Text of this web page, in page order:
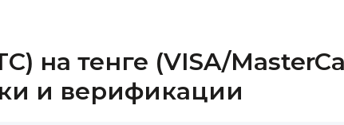
на тенге (VISA/
и верификации